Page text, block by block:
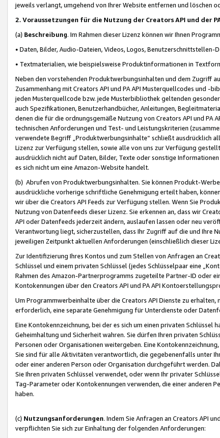
jeweils verlangt, umgehend von Ihrer Website entfernen und löschen
2. Voraussetzungen für die Nutzung der Creators API und der
(a) Beschreibung. Im Rahmen dieser Lizenz können wir Ihnen
• Daten, Bilder, Audio-Dateien, Videos, Logos, Benutzerschnittstellen-
• Textmaterialien, wie beispielsweise Produktinformationen in
Neben den vorstehenden Produktwerbungsinhalten und dem Zugriff
Zusammenhang mit Creators API und PA API Musterquellcodes und
jeden Musterquellcode bzw. jede Musterbibliothek geltenden
auch Spezifikationen, Benutzerhandbücher, Anleitungen,
denen die für die ordnungsgemäße Nutzung von Creators API und PA
technischen Anforderungen und Test- und Leistungskriterien
verwendete Begriff „Produktwerbungsinhalte“ schließt ausdrücklich
Lizenz zur Verfügung stellen, sowie alle von uns zur Verfügung
ausdrücklich nicht auf Daten, Bilder, Texte oder sonstige
es sich nicht um eine Amazon-Website handelt.
(b) Abrufen von Produktwerbungsinhalten. Sie können Produkt-
ausdrückliche vorherige schriftliche Genehmigung erteilt haben,
wir über die Creators API Feeds zur Verfügung stellen. Wenn Sie
Nutzung von Datenfeeds dieser Lizenz. Sie erkennen an, dass wir
API oder Datenfeeds jederzeit ändern, auslaufen lassen oder neu
Verantwortung liegt, sicherzustellen, dass Ihr Zugriff auf die und Ihre
jeweiligen Zeitpunkt aktuellen Anforderungen (einschließlich dieser
Zur Identifizierung Ihres Kontos und zum Stellen von Anfragen an
Schlüssel und einem privaten Schlüssel (jedes Schlüsselpaar eine
Rahmen des Amazon-Partnerprogramms zugeteilte Partner-ID oder
Kontokennungen über den Creators API und PA API
Um Programmwerbeinhalte über die Creators API Dienste zu
erforderlich, eine separate Genehmigung für Unterdienste oder
Eine Kontokennzeichnung, bei der es sich um einen privaten
Geheimhaltung und Sicherheit wahren. Sie dürfen Ihren privaten
Personen oder Organisationen weitergeben. Eine
Sie sind für alle Aktivitäten verantwortlich, die gegebenenfalls unter
oder einer anderen Person oder Organisation durchgeführt werden.
Sie Ihren privaten Schlüssel verwendet, oder wenn Ihr privater
Tag-Parameter oder Kontokennungen verwenden, die einer anderen
haben.
(c) Nutzungsanforderungen. Indem Sie Anfragen an Creators API
verpflichten Sie sich zur Einhaltung der folgenden Anforderungen: